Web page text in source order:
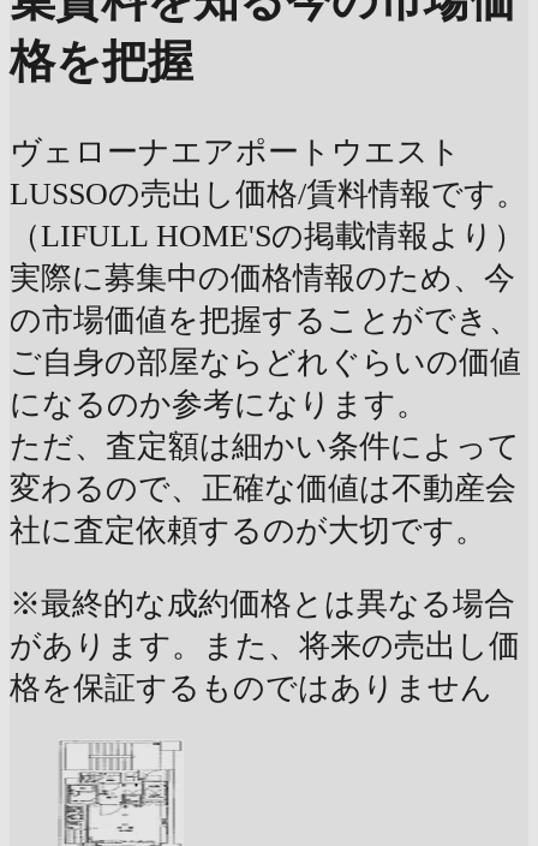
格を把握
ヴェローナエアポートウエスト
LUSSOの売出し価格/賃料情報です。
（LIFULL HOME'Sの掲載情報より）
実際に募集中の価格情報のため、今
の市場価値を把握することができ、
ご自身の部屋ならどれぐらいの価値
になるのか参考になります。
ただ、査定額は細かい条件によって
変わるので、正確な価値は不動産会
社に査定依頼するのが大切です。
※最終的な成約価格とは異なる場合
があります。また、将来の売出し価
格を保証するものではありません